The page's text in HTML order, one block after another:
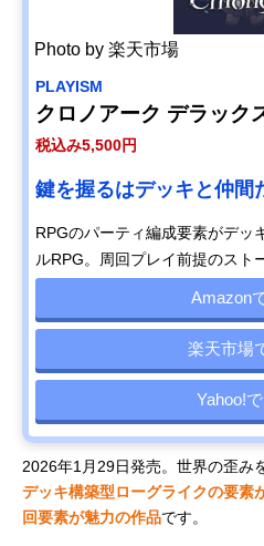
Photo by 楽天市場
PLAYISM
クロノアーク デラック
税込み5,500円
鍵を握るはデッキと仲間
RPGのパーティ編成要素がデッ
ルRPG。周回プレイ前提のスト
Amazon
楽天市場
Yahoo!
2026年1月29日発売。世界の歪み
デッキ構築型ローグライクの要素
回要素が魅力の作品です。